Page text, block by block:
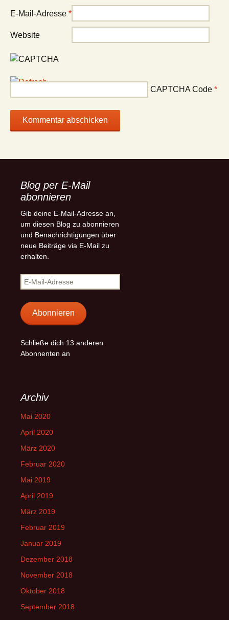
E-Mail-Adresse *
Website
CAPTCHA Code *
Blog per E-Mail
abonnieren
Gib deine E-Mail-Adresse an,
um diesen Blog zu abonnieren
und Benachrichtigungen über
neue Beiträge via E-Mail zu
erhalten.
E-
Mail-
Adresse
Abonnieren
Schließe dich 13 anderen
Abonnenten an
Archiv
Mai 2020
April 2020
März 2020
Februar 2020
Mai 2019
April 2019
März 2019
Februar 2019
Januar 2019
Dezember 2018
November 2018
Oktober 2018
September 2018